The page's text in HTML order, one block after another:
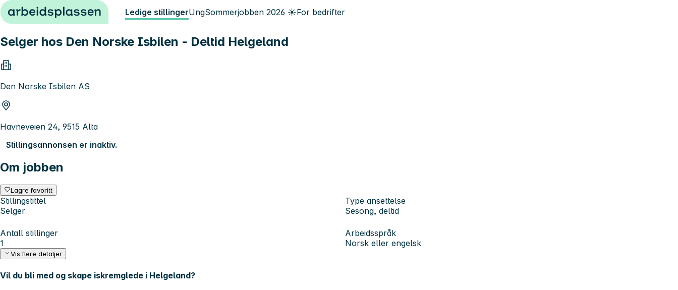
Hopp til innhold Ledige stillingerUngSommerjobben 2026 ☀️For bedrifter
Selger hos Den Norske Isbilen - Deltid Helgeland
Den Norske Isbilen AS
Havneveien 24, 9515 Alta
Stillingsannonsen er inaktiv.
Om jobben
Lagre favoritt
Stillingstittel
Selger
Type ansettelse
Sesong, deltid
Antall stillinger
1
Arbeidsspråk
Norsk eller engelsk
Vis flere detaljer
Vil du bli med og skape iskremglede i Helgeland?